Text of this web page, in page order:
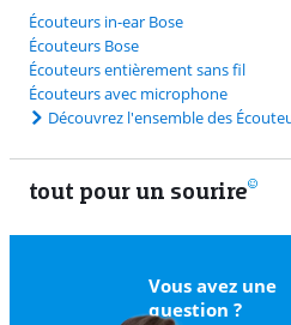
Écouteurs in-ear Bose
Écouteurs Bose
Écouteurs entièrement sans fil
Écouteurs avec microphone
Découvrez l'ensemble des
tout pour un sourire
Vous avez une
question ?